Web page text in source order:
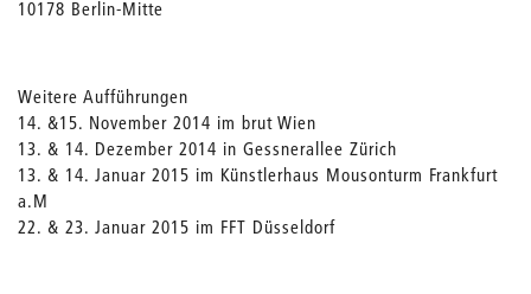
10178 Berlin-Mitte
Weitere Aufführungen
14. &15. November 2014 im brut Wien
13. & 14. Dezember 2014 in Gessnerallee Zürich
13. & 14. Januar 2015 im Künstlerhaus Mousonturm Frankfurt
a.M
22. & 23. Januar 2015 im FFT Düsseldorf